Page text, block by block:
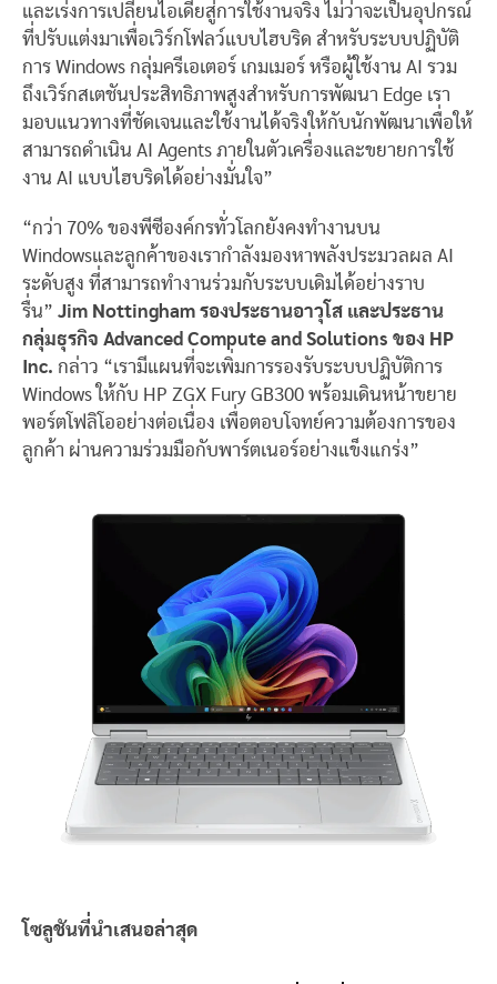
และเร่งการเปลี่ยนไอเดียสู่การใช้งานจริง ไม่ว่าจะเป็นอุปกรณ์
ที่ปรับแต่งมาเพื่อเวิร์กโฟลว์แบบไฮบริด สำหรับระบบปฏิบัติ
การ Windows กลุ่มครีเอเตอร์ เกมเมอร์ หรือผู้ใช้งาน AI รวม
ถึงเวิร์กสเตชันประสิทธิภาพสูงสำหรับการพัฒนา Edge เรา
มอบแนวทางที่ชัดเจนและใช้งานได้จริงให้กับนักพัฒนาเพื่อให้
สามารถดำเนิน AI Agents ภายในตัวเครื่องและขยายการใช้
งาน AI แบบไฮบริดได้อย่างมั่นใจ”
“กว่า 70% ของพีซีองค์กรทั่วโลกยังคงทำงานบน
Windowsและลูกค้าของเรากำลังมองหาพลังประมวลผล AI
ระดับสูง ที่สามารถทำงานร่วมกับระบบเดิมได้อย่างราบ
รื่น” Jim Nottingham รองประธานอาวุโส และประธาน
กลุ่มธุรกิจ Advanced Compute and Solutions ของ HP
Inc. กล่าว “เรามีแผนที่จะเพิ่มการรองรับระบบปฏิบัติการ
Windows ให้กับ HP ZGX Fury GB300 พร้อมเดินหน้าขยาย
พอร์ตโฟลิโออย่างต่อเนื่อง เพื่อตอบโจทย์ความต้องการของ
ลูกค้า ผ่านความร่วมมือกับพาร์ตเนอร์อย่างแข็งแกร่ง”
โซลูชันที่นำเสนอล่าสุด